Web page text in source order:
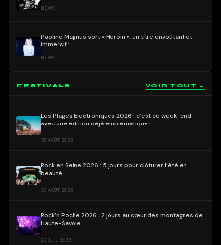
NEWS
Paoline Magnus sort « Heroin », un titre envoûtant et
immersif !
NEWS
FESTIVALS VOIR TOUT →
Les Plages Électroniques 2026 : c’est ce week-end
avec une édition déjà emblématique !
05 AOÛT 2026
Rock en Seine 2026 : 5 jours pour clôturer l’été en
beauté
03 AOÛT 2026
Rock’n Poche 2026 : 2 jours au cœur des montagnes de
Haute-Savoie
23 JUIL 2026